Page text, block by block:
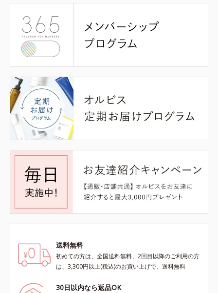
送料無料
初めての方は、全国送料無料、2回目以降のご利用の方
は、3,300円以上(税込)のお買い上げで、送料無料
30日以内なら返品OK